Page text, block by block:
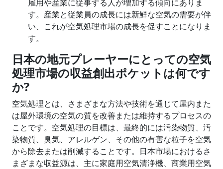
雇用や産業に従事する人が増加する傾向にありま
す。産業と従業員の成長には新鮮な空気の需要が伴
い、これが空気処理市場の成長を促すことになりま
す。
日本の地元プレーヤーにとっての空気
処理市場の収益創出ポケットは何です
か?
空気処理とは、さまざまな方法や技術を通じて屋内また
は屋外環境の空気の質を改善または維持するプロセスの
ことです。空気処理の目標は、最終的には汚染物質、汚
染物質、臭気、アレルゲン、その他の有害な粒子を空気
から除去または削減することです。日本市場におけるさ
まざまな収益源は、主に家庭用空気清浄機、商業用空気